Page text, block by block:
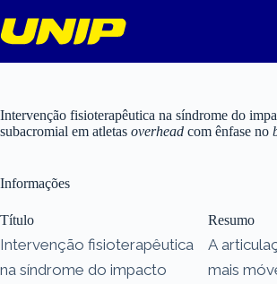
para
o
Intervenção fisioterapêutica na síndrome do
subacromial em atletas overhead com ênfase no
Informações
Título
Intervenção fisioterapêutica
na síndrome do impacto
Resumo
A
mais